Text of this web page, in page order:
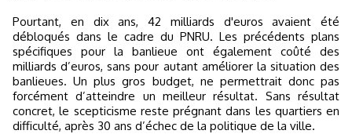
Pourtant, en dix ans, 42 milliards d'euros avaient été
débloqués dans le cadre du PNRU. Les précédents plans
spécifiques pour la banlieue ont également coûté des
milliards d’euros, sans pour autant améliorer la situation des
banlieues. Un plus gros budget, ne permettrait donc pas
forcément d’atteindre un meilleur résultat. Sans résultat
concret, le scepticisme reste prégnant dans les quartiers en
difficulté, après 30 ans d’échec de la politique de la ville.